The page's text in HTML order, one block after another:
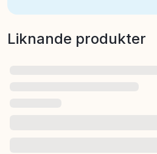
Liknande produkter